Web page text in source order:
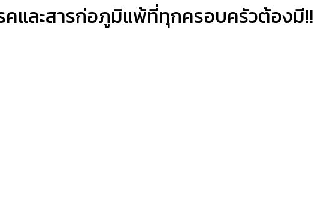
คและสารก่อภูมิแพ้ที่ทุกครอบครัวต้องมี!!